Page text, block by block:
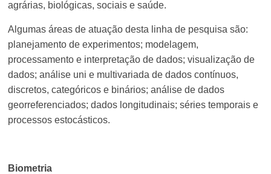
agrárias, biológicas, sociais e saúde.
Algumas áreas de atuação desta linha de pesquisa são:
planejamento de experimentos; modelagem,
processamento e interpretação de dados; visualização de
dados; análise uni e multivariada de dados contínuos,
discretos, categóricos e binários; análise de dados
georreferenciados; dados longitudinais; séries temporais e
processos estocásticos.
Biometria